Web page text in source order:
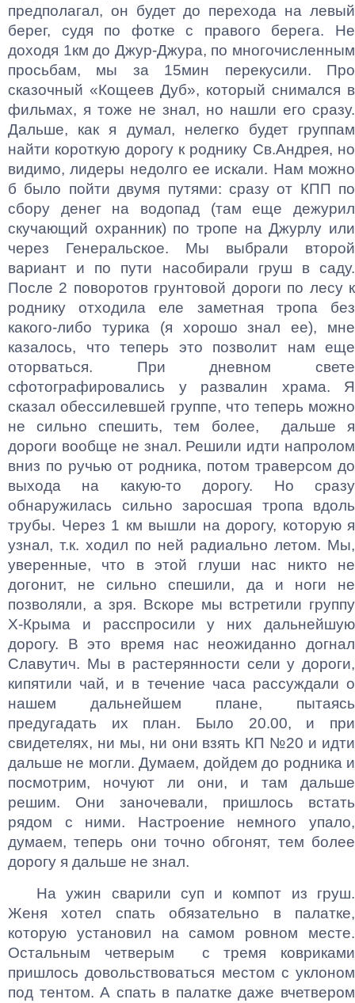
предполагал, он будет до перехода на левый
берег, судя по фотке с правого берега. Не
доходя 1км до Джур-Джура, по многочисленным
просьбам, мы за 15мин перекусили. Про
сказочный «Кощеев Дуб», который снимался в
фильмах, я тоже не знал, но нашли его сразу.
Дальше, как я думал, нелегко будет группам
найти короткую дорогу к роднику Св.Андрея, но
видимо, лидеры недолго ее искали. Нам можно
б было пойти двумя путями: сразу от КПП по
сбору денег на водопад (там еще дежурил
скучающий охранник) по тропе на Джурлу или
через Генеральское. Мы выбрали второй
вариант и по пути насобирали груш в саду.
После 2 поворотов грунтовой дороги по лесу к
роднику отходила еле заметная тропа без
какого-либо турика (я хорошо знал ее), мне
казалось, что теперь это позволит нам еще
оторваться. При дневном свете
сфотографировались у развалин храма. Я
сказал обессилевшей группе, что теперь можно
не сильно спешить, тем более, дальше я
дороги вообще не знал. Решили идти напролом
вниз по ручью от родника, потом траверсом до
выхода на какую-то дорогу. Но сразу
обнаружилась сильно заросшая тропа вдоль
трубы. Через 1 км вышли на дорогу, которую я
узнал, т.к. ходил по ней радиально летом. Мы,
уверенные, что в этой глуши нас никто не
догонит, не сильно спешили, да и ноги не
позволяли, а зря. Вскоре мы встретили группу
Х-Крыма и расспросили у них дальнейшую
дорогу. В это время нас неожиданно догнал
Славутич. Мы в растерянности сели у дороги,
кипятили чай, и в течение часа рассуждали о
нашем дальнейшем плане, пытаясь
предугадать их план. Было 20.00, и при
свидетелях, ни мы, ни они взять КП №20 и идти
дальше не могли. Думаем, дойдем до родника и
посмотрим, ночуют ли они, и там дальше
решим. Они заночевали, пришлось встать
рядом с ними. Настроение немного упало,
думаем, теперь они точно обгонят, тем более
дорогу я дальше не знал.
На ужин сварили суп и компот из груш.
Женя хотел спать обязательно в палатке,
которую установил на самом ровном месте.
Остальным четверым с тремя ковриками
пришлось довольствоваться местом с уклоном
под тентом. А спать в палатке даже вчетвером